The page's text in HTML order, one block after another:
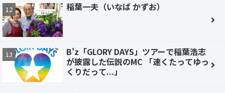
稲葉一夫（いなば かずお）
B'z「GLORY DAYS」ツアーで稲葉浩志
が披露した伝説のMC 「速くたってゆっ
くりだって...」